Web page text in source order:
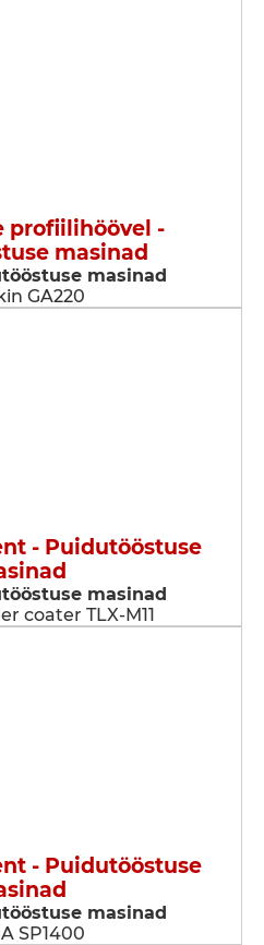
profiilihöövel -
masinad
masinad
GA220
- Puidutööstuse
masinad
coater TLX-M11
- Puidutööstuse
masinad
SP1400